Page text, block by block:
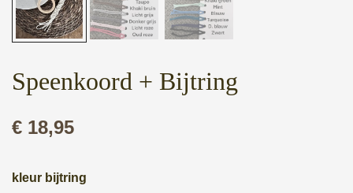
Speenkoord + Bijtring
€ 18,95
kleur bijtring